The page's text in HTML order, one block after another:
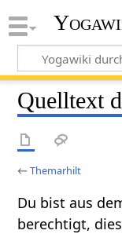
Quelltext
←Themarhilt
Du bist aus
berechtigt,